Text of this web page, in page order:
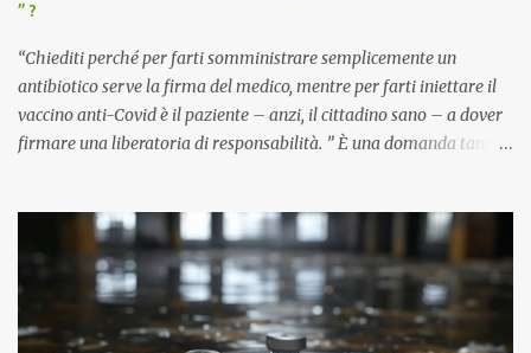
” ?
“Chiediti perché per farti somministrare semplicemente un
antibiotico serve la firma del medico, mentre per farti iniettare il
vaccino anti-Covid è il paziente – anzi, il cittadino sano – a dover
firmare una liberatoria di responsabilità. ” È una domanda tanto
pandemia. Un interrogativo che dovrebbe scuotere chiunque abbia
ancora il coraggio di pensare con la propria testa. Per il vaccino
anti-Covid, un pro-farmaco, con autorizzazione condizionata,
sviluppato in tempi record, con tecnologie mai utilizzate prima su
larga scala, ancora oggetto di studio e di discussione